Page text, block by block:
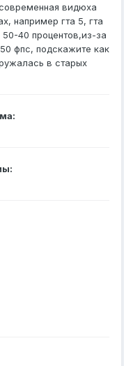
видюха
например гта 5, гта
40 процентов,из-за
фпс, подскажите как
в старых